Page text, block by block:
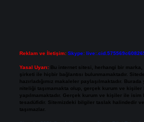
Reklam ve İletişim: Skype:
Yasal Uyarı: Bu internet sitesi, herhangi bir marka,
şirketi ile hiçbir bağlantısı bulunmamaktadır.
hazırladığımız makaleler paylaşılmaktadır.
niteliği taşımamakta olup, gerçek kurum ve kişiler
yapılmamaktadır. Gerçek kurum ve kişiler ile isim
tesadüfidir. Sitemizdeki bilgiler taslak halindedir
taşımazlar.